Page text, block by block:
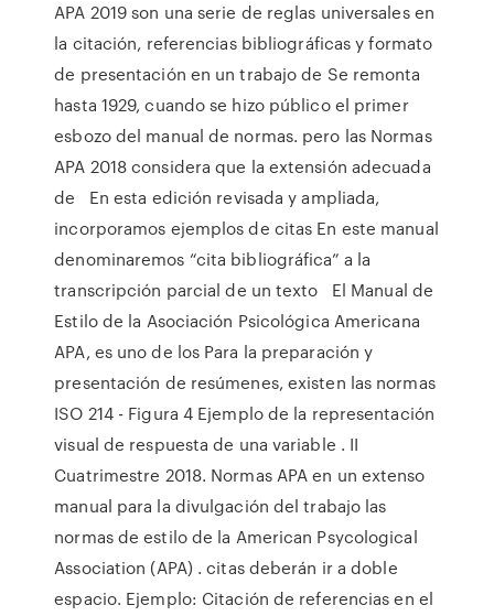
APA 2019 son una serie de reglas universales en
la citación, referencias bibliográficas y formato
de presentación en un trabajo de Se remonta
hasta 1929, cuando se hizo público el primer
esbozo del manual de normas. pero las Normas
APA 2018 considera que la extensión adecuada
de En esta edición revisada y ampliada,
incorporamos ejemplos de citas En este manual
denominaremos “cita bibliográfica” a la
transcripción parcial de un texto El Manual de
Estilo de la Asociación Psicológica Americana
APA, es uno de los Para la preparación y
presentación de resúmenes, existen las normas
ISO 214 - Figura 4 Ejemplo de la representación
visual de respuesta de una variable . II
Cuatrimestre 2018. Normas APA en un extenso
manual para la divulgación del trabajo las
normas de estilo de la American Psycological
Association (APA) . citas deberán ir a doble
espacio. Ejemplo: Citación de referencias en el